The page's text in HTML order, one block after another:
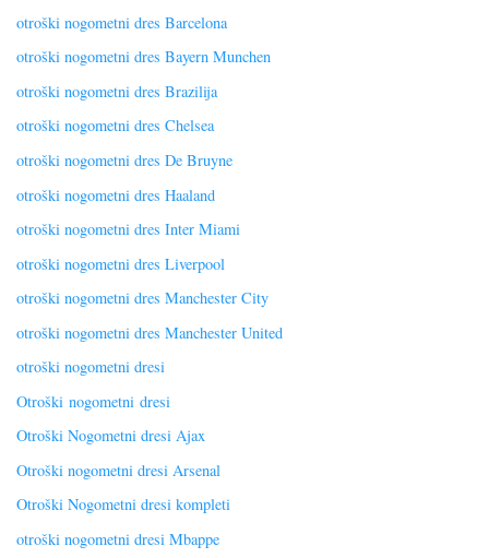
otroški nogometni dres Barcelona
otroški nogometni dres Bayern Munchen
otroški nogometni dres Brazilija
otroški nogometni dres Chelsea
otroški nogometni dres De Bruyne
otroški nogometni dres Haaland
otroški nogometni dres Inter Miami
otroški nogometni dres Liverpool
otroški nogometni dres Manchester City
otroški nogometni dres Manchester United
otroški nogometni dresi
Otroški nogometni dresi
Otroški Nogometni dresi Ajax
Otroški nogometni dresi Arsenal
Otroški Nogometni dresi kompleti
otroški nogometni dresi Mbappe